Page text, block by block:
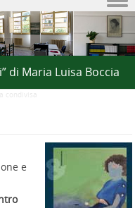
di Maria Luisa Boccia
condivisa
e